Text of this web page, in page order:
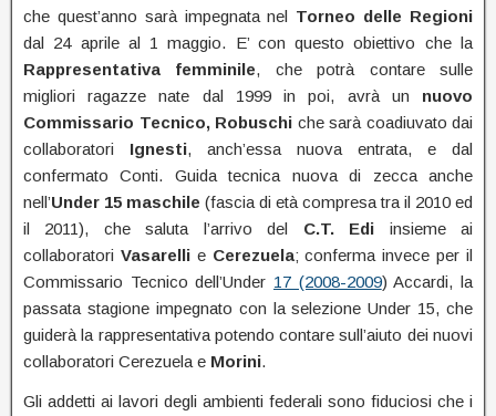
che quest’anno sarà impegnata nel Torneo delle Regioni
dal 24 aprile al 1 maggio. E’ con questo obiettivo che la
Rappresentativa femminile, che potrà contare sulle
migliori ragazze nate dal 1999 in poi, avrà un nuovo
Commissario Tecnico, Robuschi che sarà coadiuvato dai
collaboratori Ignesti, anch’essa nuova entrata, e dal
confermato Conti. Guida tecnica nuova di zecca anche
nell’Under 15 maschile (fascia di età compresa tra il 2010 ed
il 2011), che saluta l’arrivo del C.T. Edi insieme ai
collaboratori Vasarelli e Cerezuela; conferma invece per il
Commissario Tecnico dell’Under 17 (2008-2009) Accardi, la
passata stagione impegnato con la selezione Under 15, che
guiderà la rappresentativa potendo contare sull’aiuto dei nuovi
collaboratori Cerezuela e Morini.
Gli addetti ai lavori degli ambienti federali sono fiduciosi che i